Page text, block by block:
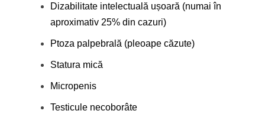
Dizabilitate intelectuală ușoară (numai în
aproximativ 25% din cazuri)
Ptoza palpebrală (pleoape căzute)
Statura mică
Micropenis
Testicule necoborâte